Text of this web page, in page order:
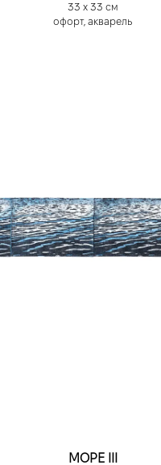
33 х 33 см
офорт, акварель
МОРЕ ІІІ